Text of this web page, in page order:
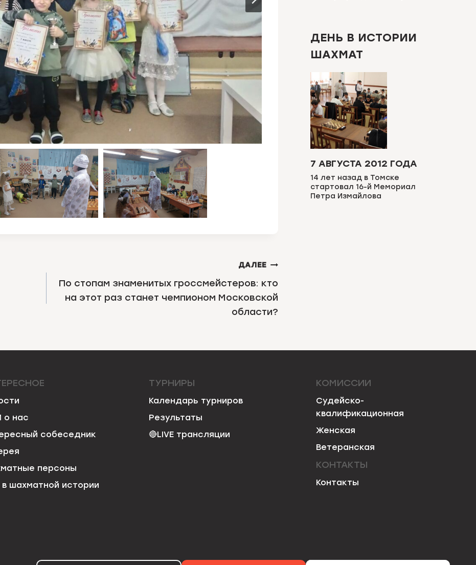
ДАЛЕЕ
По стопам знаменитых гроссмейстеров: кто
на этот раз станет чемпионом Московской
области?
ДЕНЬ В ИСТОРИИ
ШАХМАТ
7 АВГУСТА 2012 ГОДА
14 лет назад в Томске
стартовал 16-й Мемориал
Петра Измайлова
о нас
собеседник
персоны
шахматной истории
ТУРНИРЫ
Календарь турниров
Результаты
🔴LIVE трансляции
КОМИССИИ
Судейско-
квалификационная
Женская
Ветеранская
КОНТАКТЫ
Контакты